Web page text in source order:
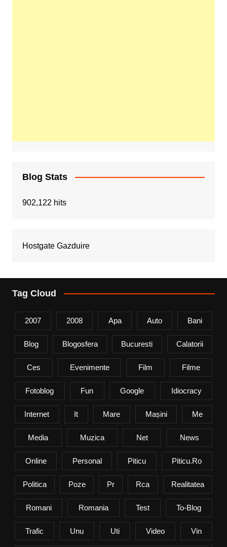
Blog Stats
902,122 hits
Hostgate Gazduire
Tag Cloud
2007 2008 Apa Auto Bani
Blog Blogosfera Bucuresti Calatorii
Ces Evenimente Film Filme
Fotoblog Fun Google Idiocracy
Internet It Mare Mașini Me
Media Muzica Net News
Online Personal Piticu Piticu.ro
Politica Poze Pr Rca Realitatea
Romani Romania Test To-Blog
Trafic Unu Uti Video Vin